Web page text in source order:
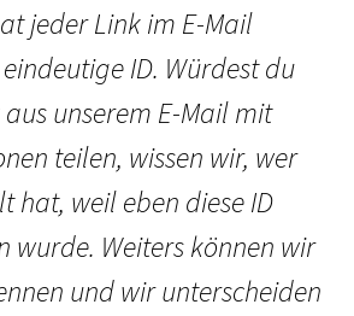
jeder Link im E-Mail
ID. Würdest du
unserem E-Mail mit
teilen, wissen wir, wer
hat, weil eben diese ID
wurde. Weiters können wir
und wir unterscheiden